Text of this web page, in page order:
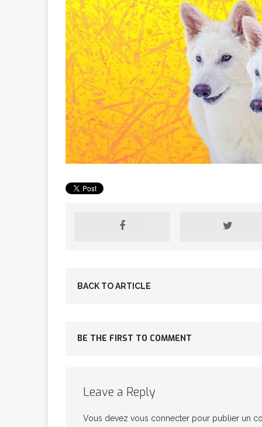
[ 7 février 2026 ]
[ 6 février 2026 ]
l’AVC chez
l’ambition
financier
BACK TO ARTICLE
BE THE FIRST TO COMMENT
Leave a Reply
Vous devez vous connecter pour publier un